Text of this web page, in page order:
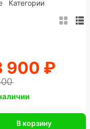
ПНД
Утепленные
воды
Категории
900 ₽
В корзину